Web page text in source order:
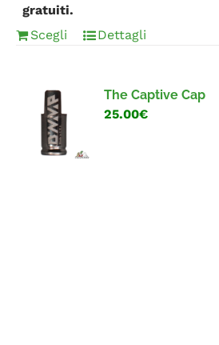
gratuiti.
Scegli
Dettagli
The Captive Cap
25.00€